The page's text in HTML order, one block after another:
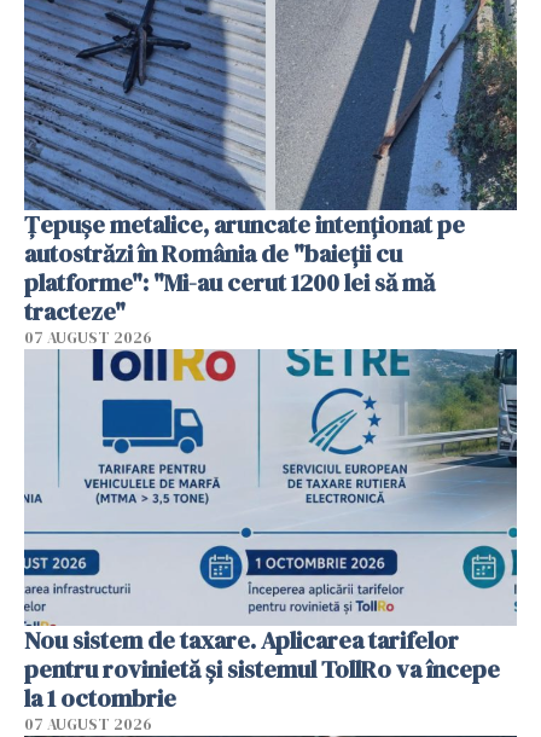
Țepușe metalice, aruncate intenționat pe
autostrăzi în România de "baieții cu
platforme": "Mi-au cerut 1200 lei să mă
tracteze"
07 AUGUST 2026
Nou sistem de taxare. Aplicarea tarifelor
pentru rovinietă şi sistemul TollRo va începe
la 1 octombrie
07 AUGUST 2026